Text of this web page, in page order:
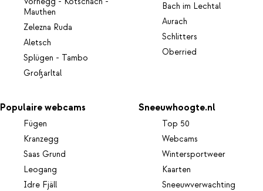
Mauthen
Zelezna Ruda
Aletsch
Splügen - Tambo
Großarltal
Bach im Lechtal
Aurach
Schlitters
Oberried
Populaire webcams
Fügen
Kranzegg
Saas Grund
Leogang
Idre Fjäll
Sneeuwhoogte.nl
Top 50
Webcams
Wintersportweer
Kaarten
Sneeuwverwachting